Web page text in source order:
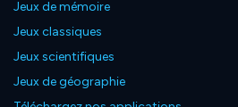
Jeux de mémoire
Jeux classiques
Jeux scientifiques
Jeux de géographie